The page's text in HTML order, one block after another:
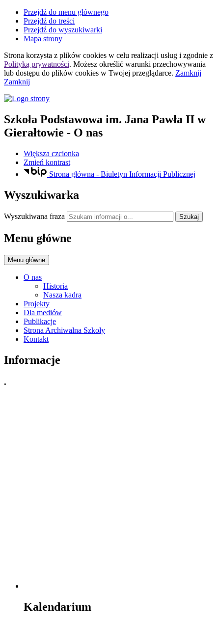
Przejdź do menu głównego
Przejdź do treści
Przejdź do wyszukiwarki
Mapa strony
Strona korzysta z plików cookies w celu realizacji usług i zgodnie z
Polityką prywatności. Możesz określić warunki przechowywania
lub dostępu do plików cookies w Twojej przeglądarce. Zamknij
Zamknij
Szkoła Podstawowa im. Jana Pawła II w
Gierałtowie - O nas
Większa czcionka
Zmień kontrast
Strona główna - Biuletyn Informacji Publicznej
Wyszukiwarka
Wyszukiwana fraza Szukaj
Menu główne
Menu główne
O nas
Historia
Nasza kadra
Projekty
Dla mediów
Publikacje
Strona Archiwalna Szkoły
Kontakt
Informacje
.
Kalendarium